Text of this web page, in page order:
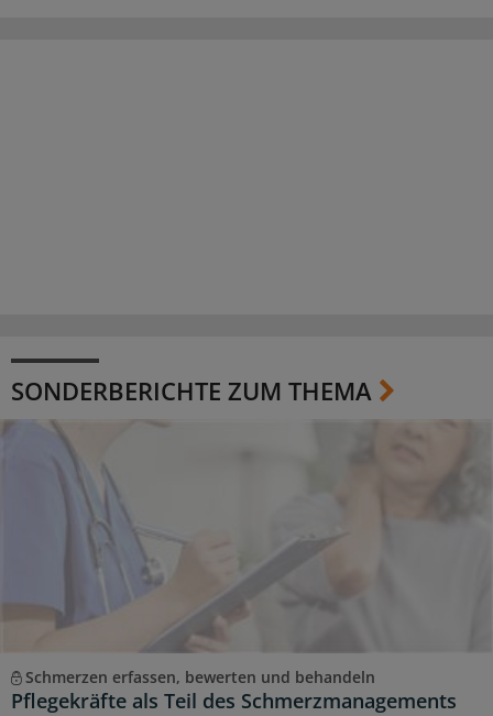
SONDERBERICHTE ZUM THEMA
Schmerzen erfassen, bewerten und behandeln
Pflegekräfte als Teil des Schmerzmanagements